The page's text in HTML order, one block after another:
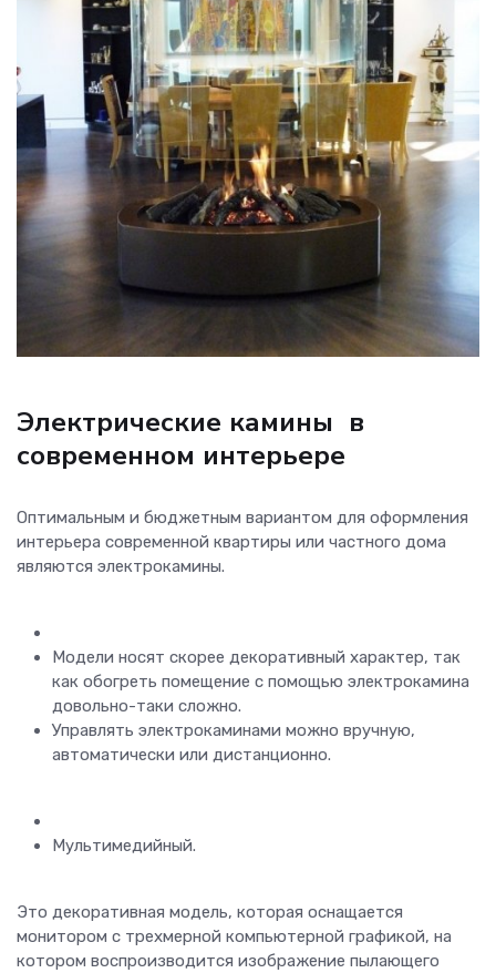
Электрические камины в
современном интерьере
Оптимальным и бюджетным вариантом для оформления
интерьера современной квартиры или частного дома
являются электрокамины.
Модели носят скорее декоративный характер, так
как обогреть помещение с помощью электрокамина
довольно-таки сложно.
Управлять электрокаминами можно вручную,
автоматически или дистанционно.
Мультимедийный.
Это декоративная модель, которая оснащается
монитором с трехмерной компьютерной графикой, на
котором воспроизводится изображение пылающего